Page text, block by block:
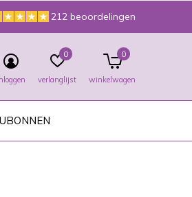
verlanglijst
0
winkelwagen
0
212 beoordelingen